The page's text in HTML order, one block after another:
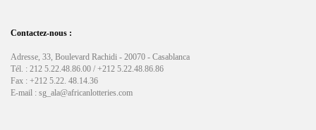
Contactez-nous :
Adresse, 33, Boulevard Rachidi - 20070 - Casablanca
Tél. : 212 5.22.48.86.00 / +212 5.22.48.86.86
Fax : +212 5.22. 48.14.36
E-mail : sg_ala@africanlotteries.com